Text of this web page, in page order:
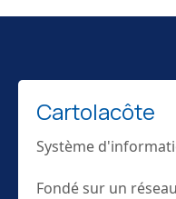
Cartolacôte
Système
Fondé sur un